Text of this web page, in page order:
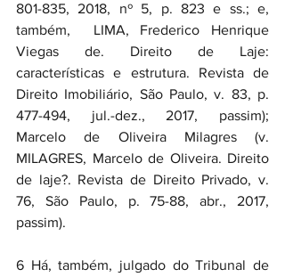
801-835, 2018, nº 5, p. 823 e ss.; e,
também,  LIMA, Frederico Henrique
Viegas de. Direito de Laje:
características e estrutura. Revista de
Direito Imobiliário, São Paulo, v. 83, p.
477-494, jul.-dez., 2017, passim);
Marcelo de Oliveira Milagres (v.
MILAGRES, Marcelo de Oliveira. Direito
de laje?. Revista de Direito Privado, v.
76, São Paulo, p. 75-88, abr., 2017,
passim).
6 Há, também, julgado do Tribunal de